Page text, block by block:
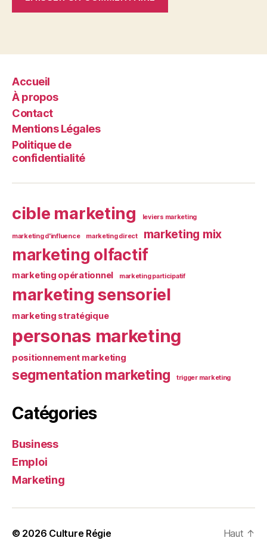
Accueil
À propos
Contact
Mentions Légales
Politique de
confidentialité
cible marketing leviers marketing
marketing d'influence marketing direct marketing mix
marketing olfactif
marketing opérationnel marketing participatif
marketing sensoriel
marketing stratégique
personas marketing
positionnement marketing
segmentation marketing trigger marketing
Catégories
Business
Emploi
Marketing
© 2026 Culture Régie Haut ↑